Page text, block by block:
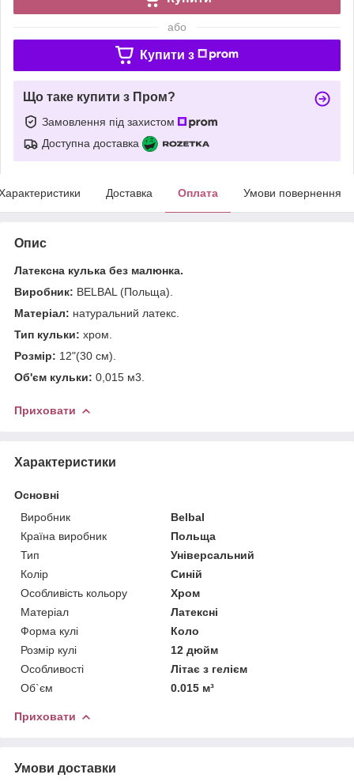
або
Купити з
Що таке купити з Пром?
Замовлення під захистом
Доступна доставка
Доставка Оплата Умови повернення
Опис
Латексна кулька без малюнка.
Виробник: BELBAL (Польща).
Матеріал: натуральний латекс.
Тип кульки: хром.
Розмір: 12"(30 см).
Об'єм кульки: 0,015 м3.
Приховати
Характеристики
Основні
Виробник
Belbal
Країна виробник
Польща
Тип
Універсальний
Колір
Синій
Особливість кольору
Хром
Матеріал
Латексні
Форма кулі
Коло
Розмір кулі
12 дюйм
Особливості
Літає з гелієм
Об`єм
0.015 м³
Приховати
Умови доставки